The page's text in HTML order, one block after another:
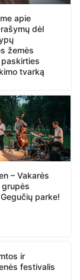
apie
dėl
žemės
tvarką
– Vakarės
grupės
parke!
ir
festivalis